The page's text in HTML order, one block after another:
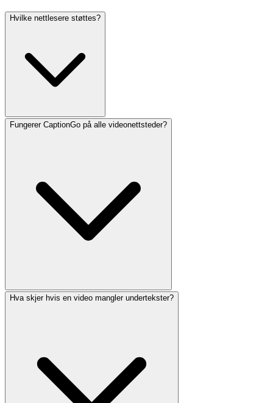
Hvilke nettlesere støttes?
Fungerer CaptionGo på alle videonettsteder?
Hva skjer hvis en video mangler undertekster?